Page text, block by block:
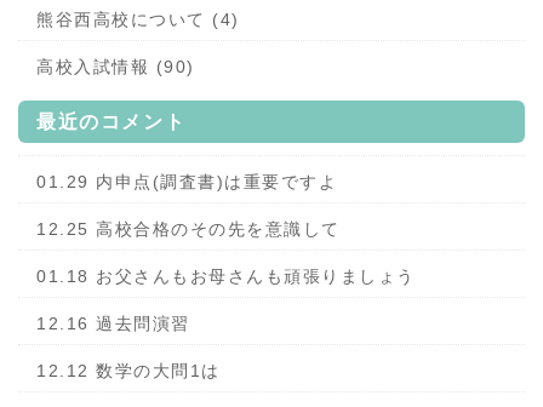
熊谷西高校について (4)
高校入試情報 (90)
最近のコメント
01.29 内申点(調査書)は重要ですよ
12.25 高校合格のその先を意識して
01.18 お父さんもお母さんも頑張りましょう
12.16 過去問演習
12.12 数学の大問1は